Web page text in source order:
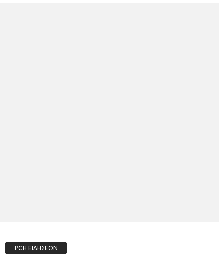
ΡΟΗ ΕΙΔΗΣΕΩΝ